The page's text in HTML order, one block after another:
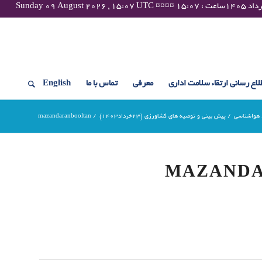
رسانی ارتقاء سلامت اداری معرفی تماس با ما English
هواشناسی / پیش بینی و توصیه های کشاورزی (23خرداد۱۴۰۳) /
mazandaranbooltan